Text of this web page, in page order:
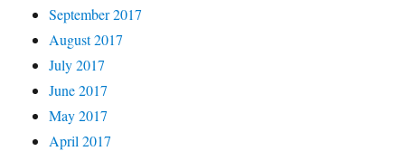
September 2017
August 2017
July 2017
June 2017
May 2017
April 2017